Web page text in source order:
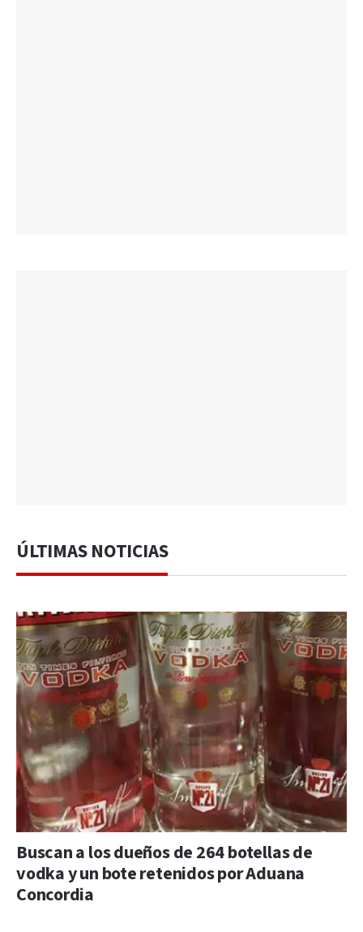
ÚLTIMAS NOTICIAS
Buscan a los dueños de 264 botellas de
vodka y un bote retenidos por Aduana
Concordia